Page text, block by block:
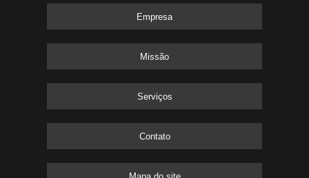
Empresa
Missão
Serviços
Contato